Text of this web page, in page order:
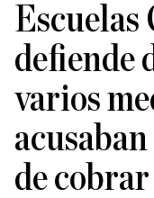
Escuelas
defiende
varios
de